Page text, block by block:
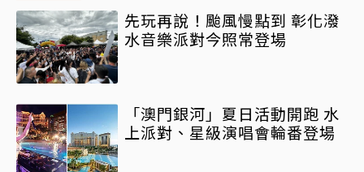
先玩再說！颱風慢點到 彰化潑
水音樂派對今照常登場
「澳門銀河」夏日活動開跑 水
上派對、星級演唱會輪番登場